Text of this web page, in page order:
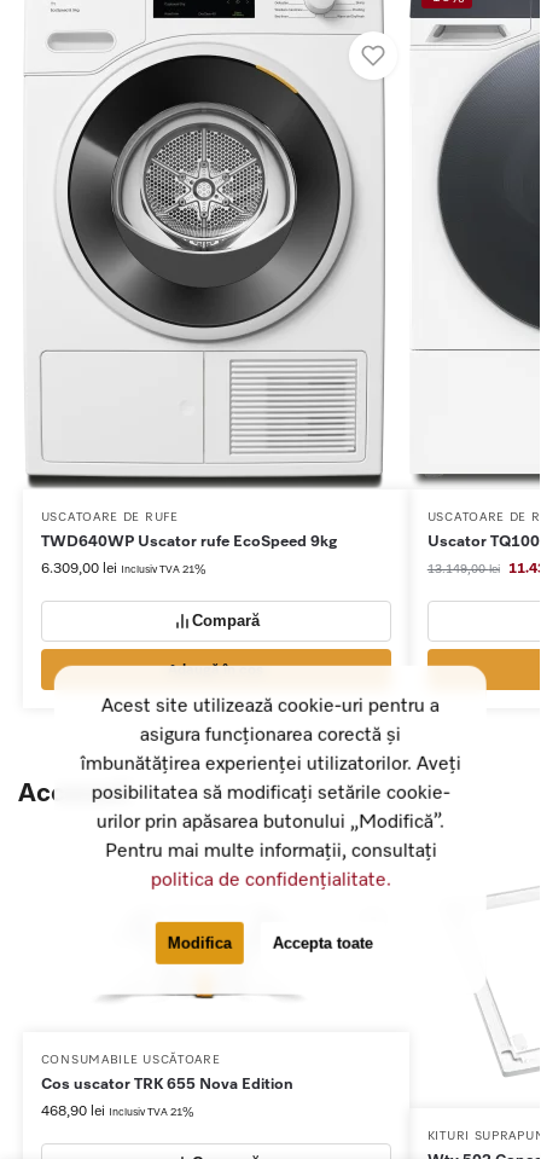
USCATOARE DE RUFE
TWD640WP Uscator rufe EcoSpeed 9kg
6.309,00 lei Inclusiv TVA 21%
Compară
Adaugă în coș
USCATOARE DE
Uscator
13.149,00lei
Accesorii
CONSUMABILE USCĂTOARE
Cos uscator TRK 655 Nova Edition
468,90 lei Inclusiv TVA 21%
KITURI
Acest site utilizează cookie-uri pentru a
asigura funcționarea corectă și
îmbunătățirea experienței utilizatorilor. Aveți
posibilitatea să modificați setările cookie-
urilor prin apăsarea butonului „Modifică”.
Pentru mai multe informații, consultați
politica de confidențialitate.
Modifica Accepta toate